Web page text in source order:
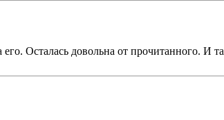
Осталась довольна от прочитанного. И